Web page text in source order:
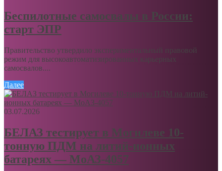
Беспилотные самосвалы в России:
старт ЭПР
Правительство утвердило экспериментальный правовой
режим для высокоавтоматизированных карьерных
самосвалов....
Далее
03.07.2026
БЕЛАЗ тестирует в Могилеве 10-
тонную ПДМ на литий-ионных
батареях — МоАЗ-4057